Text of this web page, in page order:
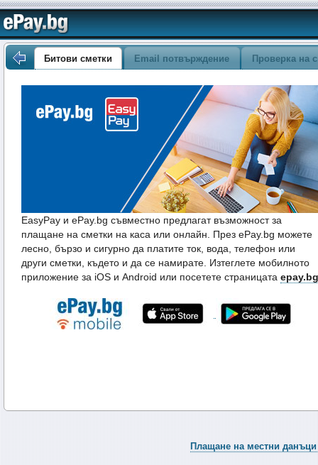
Битови сметки Email потвърждение Проверка на
EasyPay и ePay.bg съвместно предлагат възможност за
плащане на сметки на каса или онлайн. През ePay.bg можете
лесно, бързо и сигурно да платите ток, вода, телефон или
други сметки, където и да се намирате. Изтеглете мобилното
приложение за iOS и Android или посетете страницата
Плащане на местни данъци